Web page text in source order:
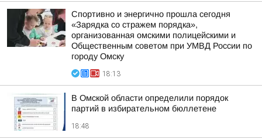
Спортивно и энергично прошла сегодня
«Зарядка со стражем порядка»,
организованная омскими полицейскими и
Общественным советом при УМВД России по
городу Омску
18:13
В Омской области определили порядок
партий в избирательном бюллетене
18:48